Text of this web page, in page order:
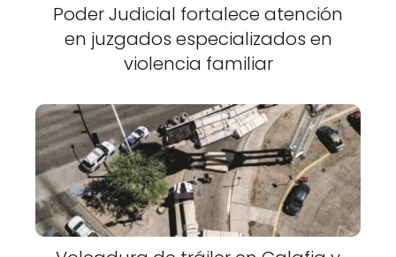
Poder Judicial fortalece atención
en juzgados especializados en
violencia familiar